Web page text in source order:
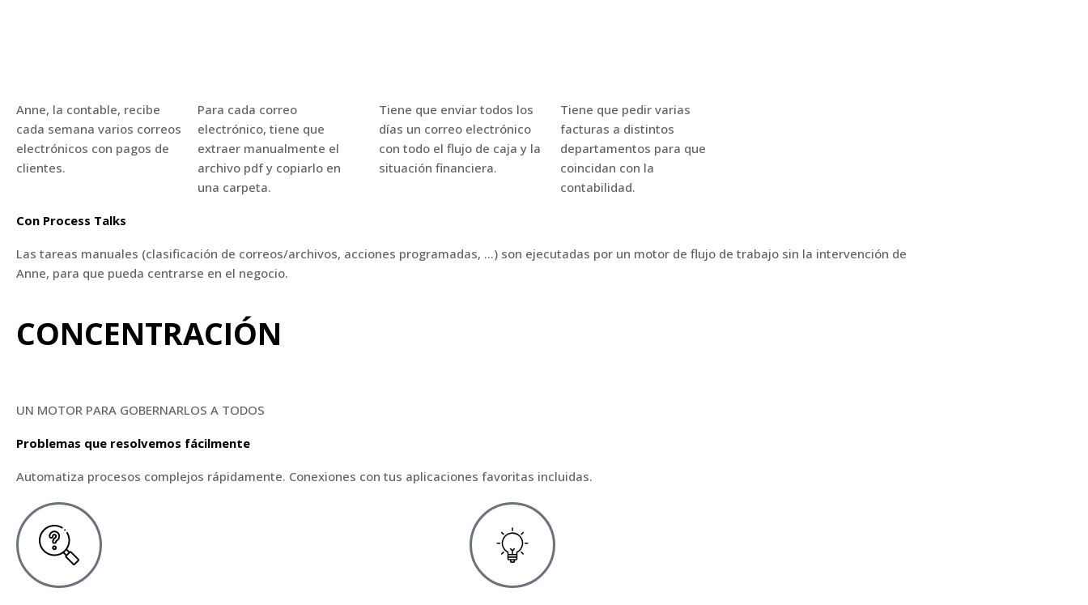
Anne, la contable, recibe
cada semana varios correos
electrónicos con pagos de
clientes.
Para cada correo
electrónico, tiene que
extraer manualmente el
archivo pdf y copiarlo en
una carpeta.
Tiene que enviar todos los
días un correo electrónico
con todo el flujo de caja y la
situación financiera.
Tiene que pedir varias
facturas a distintos
departamentos para que
coincidan con la
contabilidad.
Con Process Talks
Las tareas manuales (clasificación de correos/archivos, acciones programadas, …) son ejecutadas por un motor de flujo de trabajo sin la intervención de
Anne, para que pueda centrarse en el negocio.
CONCENTRACIÓN
UN MOTOR PARA GOBERNARLOS A TODOS
Problemas que resolvemos fácilmente
Automatiza procesos complejos rápidamente. Conexiones con tus aplicaciones favoritas incluidas.